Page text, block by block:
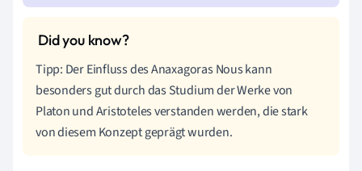
Tipp: Der Einfluss des Anaxagoras Nous kann
besonders gut durch das Studium der Werke von
Platon und Aristoteles verstanden werden, die stark
von diesem Konzept geprägt wurden.